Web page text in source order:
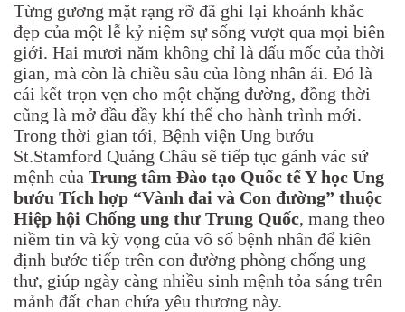
Từng gương mặt rạng rỡ đã ghi lại khoảnh khắc
đẹp của một lễ kỷ niệm sự sống vượt qua mọi biên
giới. Hai mươi năm không chỉ là dấu mốc của thời
gian, mà còn là chiều sâu của lòng nhân ái. Đó là
cái kết trọn vẹn cho một chặng đường, đồng thời
cũng là mở đầu đầy khí thế cho hành trình mới.
Trong thời gian tới, Bệnh viện Ung bướu
St.Stamford Quảng Châu sẽ tiếp tục gánh vác sứ
mệnh của Trung tâm Đào tạo Quốc tế Y học Ung
bướu Tích hợp “Vành đai và Con đường” thuộc
Hiệp hội Chống ung thư Trung Quốc, mang theo
niềm tin và kỳ vọng của vô số bệnh nhân để kiên
định bước tiếp trên con đường phòng chống ung
thư, giúp ngày càng nhiều sinh mệnh tỏa sáng trên
mảnh đất chan chứa yêu thương này.